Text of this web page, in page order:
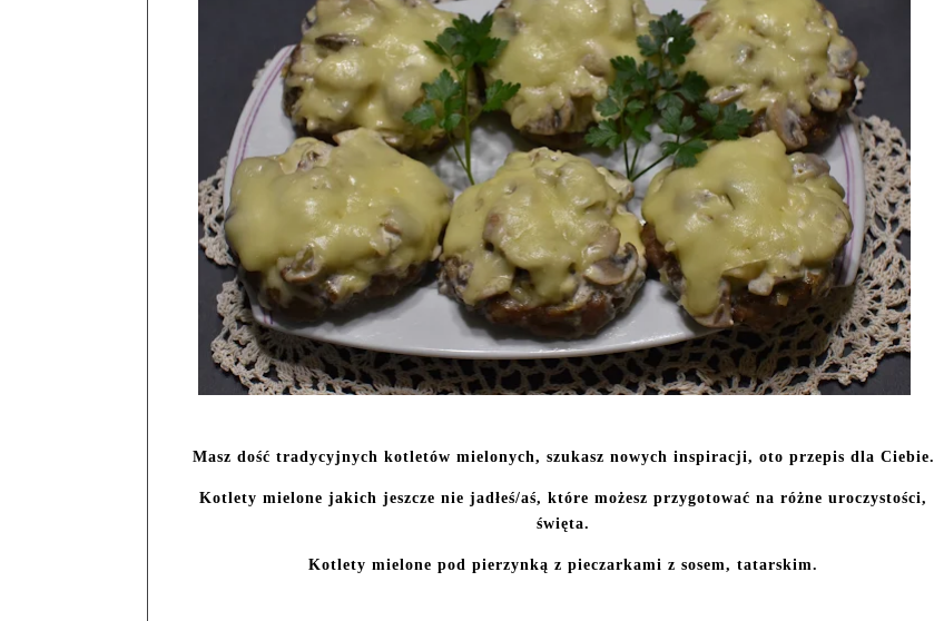
Masz dość tradycyjnych kotletów mielonych, szukasz nowych inspiracji, oto przepis dla Ciebie.
Kotlety mielone jakich jeszcze nie jadłeś/aś, które możesz przygotować na różne uroczystości,
święta.
Kotlety mielone pod pierzynką z pieczarkami z sosem, tatarskim.